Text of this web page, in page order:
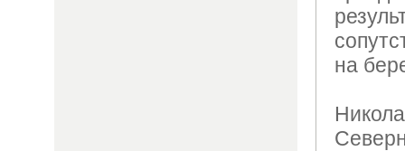
на